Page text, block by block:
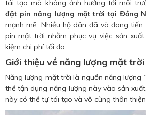
tái tạo mà không ảnh hưởng tới môi
đặt pin năng lượng mặt trời tại Đồng
mạnh mẽ. Nhiều hộ dân đã và đang
pin mặt trời nhằm phục vụ việc sản
kiệm chi phí tối đa.
Giới thiệu về năng lượng mặt trời
Năng lượng mặt trời là nguồn năng lượng
thể tận dụng năng lượng này vào sản
này có thể tự tái tạo và vô cùng thân